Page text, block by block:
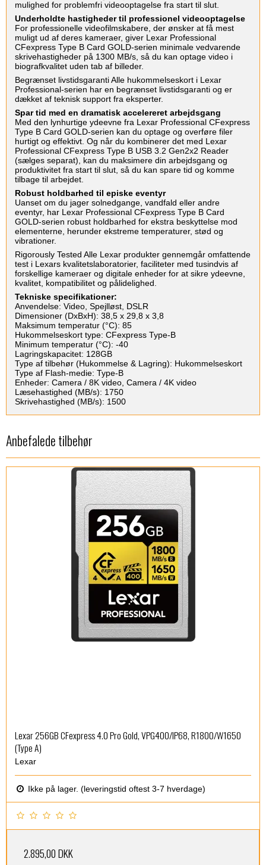
mulighed for problemfri videooptagelse fra start til slut.
Underholdte hastigheder til professionel videooptagelse
For professionelle videofilmskabere, der ønsker at få mest
muligt ud af deres kameraer, giver Lexar Professional
CFexpress Type B Card GOLD-serien minimale vedvarende
skrivehastigheder på 1300 MB/s, så du kan optage video i
biografkvalitet uden tab af billeder.
Begrænset livstidsgaranti Alle hukommelseskort i Lexar
Professional-serien har en begrænset livstidsgaranti og er
dækket af teknisk support fra eksperter.
Spar tid med en dramatisk accelereret arbejdsgang
Med den lynhurtige ydeevne fra Lexar Professional CFexpress
Type B Card GOLD-serien kan du optage og overføre filer
hurtigt og effektivt. Og når du kombinerer det med Lexar
Professional CFexpress Type B USB 3.2 Gen2x2 Reader
(sælges separat), kan du maksimere din arbejdsgang og
produktivitet fra start til slut, så du kan spare tid og komme
tilbage til arbejdet.
Robust holdbarhed til episke eventyr
Uanset om du jager solnedgange, vandfald eller andre
eventyr, har Lexar Professional CFexpress Type B Card
GOLD-serien robust holdbarhed for ekstra beskyttelse mod
elementerne, herunder ekstreme temperaturer, stød og
vibrationer.
Rigorously Tested Alle Lexar produkter gennemgår omfattende
test i Lexars kvalitetslaboratorier, faciliteter med tusindvis af
forskellige kameraer og digitale enheder for at sikre ydeevne,
kvalitet, kompatibilitet og pålidelighed.
Tekniske specifikationer:
Anvendelse: Video, Spejlløst, DSLR
Dimensioner (DxBxH): 38,5 x 29,8 x 3,8
Maksimum temperatur (°C): 85
Hukommelseskort type: CFexpress Type-B
Minimum temperatur (°C): -40
Lagringskapacitet: 128GB
Type af tilbehør (Hukommelse & Lagring): Hukommelseskort
Type af Flash-medie: Type-B
Enheder: Camera / 8K video, Camera / 4K video
Læsehastighed (MB/s): 1750
Skrivehastighed (MB/s): 1500
Anbefalede tilbehør
Lexar 256GB CFexpress 4.0 Pro Gold, VPG400/IP68, R1800/W1650
(Type A)
Lexar
Ikke på lager. (leveringstid oftest 3-7 hverdage)
2.895,00 DKK